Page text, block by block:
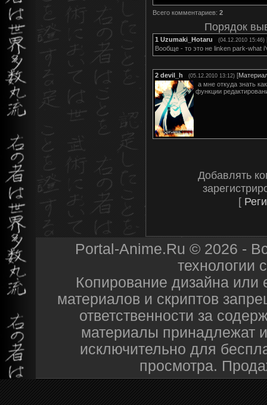
Всего комментариев: 2
Порядок
1 Uzumaki_Hotaru (04.12.2010 15:46)
Вообще - то это не linken park-what
2 devil_h (05.12.2010 13:12) [
а мне откуда знать
функции
Добавлять
[
Portal-Anime.Ru © 2026 -
технологии
Копирование дизайна или
материалов и скриптов
ответственности за
материалы принадлежат
исключительно для
просмотра.